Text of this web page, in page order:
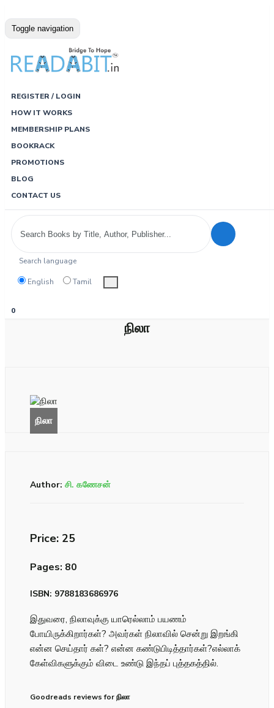
Toggle navigation
REGISTER / LOGIN
HOW IT WORKS
MEMBERSHIP PLANS
BOOKRACK
PROMOTIONS
BLOG
CONTACT US
Search language
English Tamil
0
நிலா
Author: சி. கணேசன்
Price: ₹25
Pages: 80
ISBN: 9788183686976
இதுவரை, நிலாவுக்கு யாரெல்லாம் பயணம்
போயிருக்கிறார்கள்? அவர்கள் நிலாவில் சென்று இறங்கி
என்ன செய்தார் கள்? என்ன கண்டுபிடித்தார்கள்?எல்லாக்
கேள்விகளுக்கும் விடை உண்டு இந்தப் புத்தகத்தில்.
Goodreads reviews for நிலா